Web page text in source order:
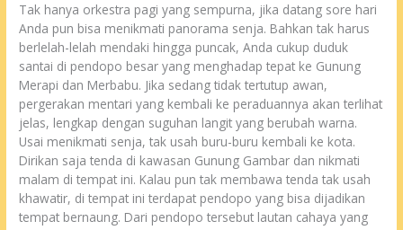
Tak hanya orkestra pagi yang sempurna, jika datang sore hari
Anda pun bisa menikmati panorama senja. Bahkan tak harus
berlelah-lelah mendaki hingga puncak, Anda cukup duduk
santai di pendopo besar yang menghadap tepat ke Gunung
Merapi dan Merbabu. Jika sedang tidak tertutup awan,
pergerakan mentari yang kembali ke peraduannya akan terlihat
jelas, lengkap dengan suguhan langit yang berubah warna.
Usai menikmati senja, tak usah buru-buru kembali ke kota.
Dirikan saja tenda di kawasan Gunung Gambar dan nikmati
malam di tempat ini. Kalau pun tak membawa tenda tak usah
khawatir, di tempat ini terdapat pendopo yang bisa dijadikan
tempat bernaung. Dari pendopo tersebut lautan cahaya yang